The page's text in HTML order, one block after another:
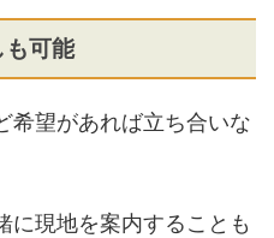
可能
希望があれば立ち合いな
に現地を案内することも